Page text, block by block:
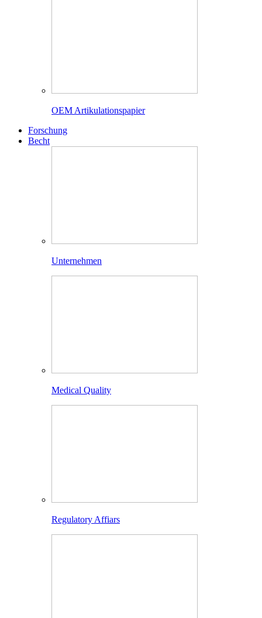
OEM Artikulationspapier
Forschung
Becht
Unternehmen
Medical Quality
Regulatory Affiars